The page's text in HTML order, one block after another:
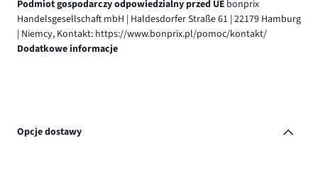
Podmiot gospodarczy odpowiedzialny przed UE bonprix
Handelsgesellschaft mbH | Haldesdorfer Straße 61 | 22179 Hamburg
| Niemcy, Kontakt: https://www.bonprix.pl/pomoc/kontakt/
Dodatkowe informacje
Opcje dostawy